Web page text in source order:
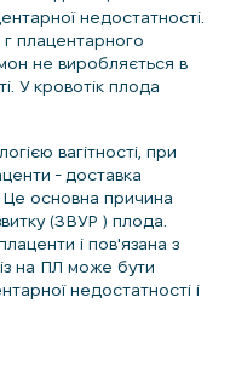
недостатності.
плацентарного
не виробляється в
У кровотік плода
вагітності, при
- доставка
Це основна причина
(ЗВУР ) плода.
і пов'язана з
на ПЛ може бути
недостатності і